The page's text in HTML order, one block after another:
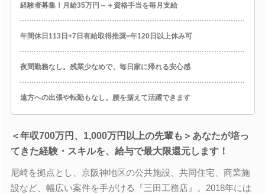
経験者募集！月給35万円～＋資格手当を毎月支給
年間休日113日+7日有給取得推奨=年120日以上休み可
夜間勤務なし。残業少なめで、毎日家に帰れる安心感
遠方への出張や転勤もなし。腰を据えて活躍できます
＜年収700万円、1,000万円以上の先輩も＞あなたが培っ
てきた経験・スキルを、給与で最大限還元します！
尼崎を拠点とし、京阪神地区の公共施設、共同住宅、商業施
設など、幅広い案件を手がける『三田工務店』。2018年には